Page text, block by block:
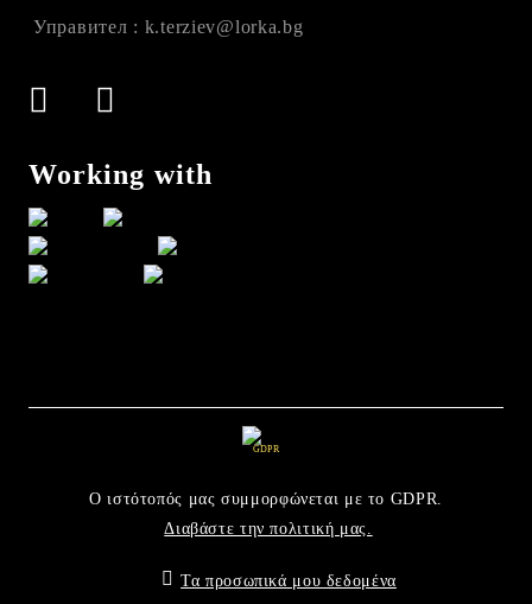
Управител : k.terziev@lorka.bg
Working with
GDPR
Ο ιστότοπός μας συμμορφώνεται με το GDPR.
Διαβάστε την πολιτική μας.
Τα προσωπικά μου δεδομένα